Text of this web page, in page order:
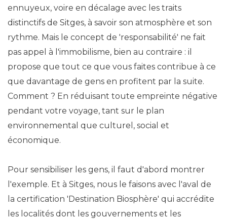
ennuyeux, voire en décalage avec les traits
distinctifs de Sitges, à savoir son atmosphère et son
rythme. Mais le concept de 'responsabilité' ne fait
pas appel à l'immobilisme, bien au contraire : il
propose que tout ce que vous faites contribue à ce
que davantage de gens en profitent par la suite.
Comment ? En réduisant toute empreinte négative
pendant votre voyage, tant sur le plan
environnemental que culturel, social et
économique.
Pour sensibiliser les gens, il faut d'abord montrer
l'exemple. Et à Sitges, nous le faisons avec l'aval de
la certification 'Destination Biosphère' qui accrédite
les localités dont les gouvernements et les